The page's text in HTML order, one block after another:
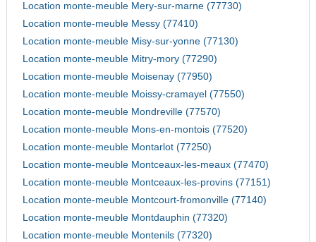
Location monte-meuble Mery-sur-marne (77730)
Location monte-meuble Messy (77410)
Location monte-meuble Misy-sur-yonne (77130)
Location monte-meuble Mitry-mory (77290)
Location monte-meuble Moisenay (77950)
Location monte-meuble Moissy-cramayel (77550)
Location monte-meuble Mondreville (77570)
Location monte-meuble Mons-en-montois (77520)
Location monte-meuble Montarlot (77250)
Location monte-meuble Montceaux-les-meaux (77470)
Location monte-meuble Montceaux-les-provins (77151)
Location monte-meuble Montcourt-fromonville (77140)
Location monte-meuble Montdauphin (77320)
Location monte-meuble Montenils (77320)